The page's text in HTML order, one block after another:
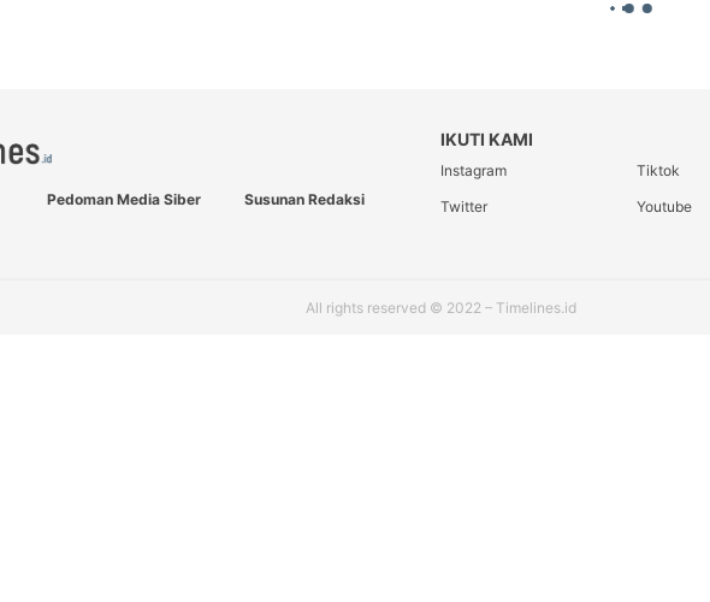
Pedoman Media Siber
Susunan Redaksi
IKUTI KAMI
Instagram Tiktok
Twitter
Youtube
All rights reserved © 2022 – Timelines.id